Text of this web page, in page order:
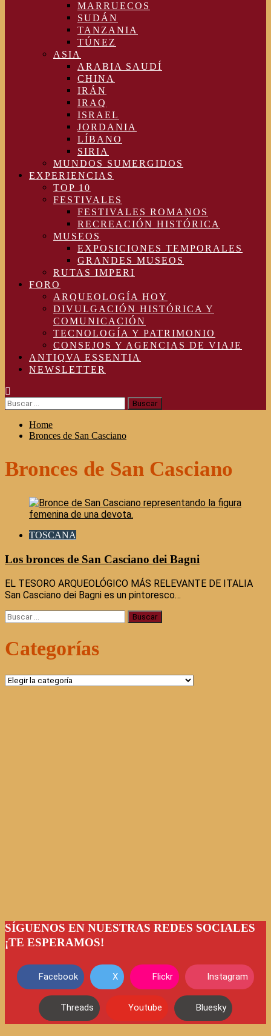
MARRUECOS
SUDÁN
TANZANIA
TÚNEZ
ASIA
ARABIA SAUDÍ
CHINA
IRÁN
IRAQ
ISRAEL
JORDANIA
LÍBANO
SIRIA
MUNDOS SUMERGIDOS
EXPERIENCIAS
TOP 10
FESTIVALES
FESTIVALES ROMANOS
RECREACIÓN HISTÓRICA
MUSEOS
EXPOSICIONES TEMPORALES
GRANDES MUSEOS
RUTAS IMPERI
FORO
ARQUEOLOGÍA HOY
DIVULGACIÓN HISTÓRICA Y
COMUNICACIÓN
TECNOLOGÍA Y PATRIMONIO
CONSEJOS Y AGENCIAS DE VIAJE
ANTIQVA ESSENTIA
NEWSLETTER
Buscar:
Home
Bronces de San Casciano
Bronces de San Casciano
TOSCANA
Los bronces de San Casciano dei Bagni
EL TESORO ARQUEOLÓGICO MÁS RELEVANTE DE ITALIA
San Casciano dei Bagni es un pintoresco…
Buscar:
Categorías
Categorías
SÍGUENOS EN NUESTRAS REDES SOCIALES
¡TE ESPERAMOS!
Facebook X Flickr Instagram
Threads Youtube Bluesky